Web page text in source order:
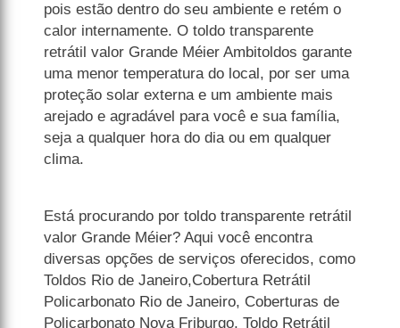
pois estão dentro do seu ambiente e retém o
calor internamente. O toldo transparente
retrátil valor Grande Méier Ambitoldos garante
uma menor temperatura do local, por ser uma
proteção solar externa e um ambiente mais
arejado e agradável para você e sua família,
seja a qualquer hora do dia ou em qualquer
clima.
Está procurando por toldo transparente retrátil
valor Grande Méier? Aqui você encontra
diversas opções de serviços oferecidos, como
Toldos Rio de Janeiro,Cobertura Retrátil
Policarbonato Rio de Janeiro, Coberturas de
Policarbonato Nova Friburgo, Toldo Retrátil